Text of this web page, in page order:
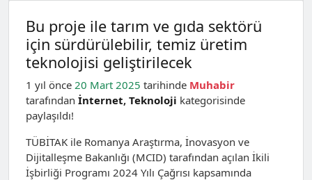
Bu proje ile tarım ve gıda sektörü
için sürdürülebilir, temiz üretim
teknolojisi geliştirilecek
1 yıl önce 20 Mart 2025 tarihinde Muhabir
tarafından İnternet, Teknoloji kategorisinde
paylaşıldı!
TÜBİTAK ile Romanya Araştırma, İnovasyon ve
Dijitalleşme Bakanlığı (MCID) tarafından açılan İkili
İşbirliği Programı 2024 Yılı Çağrısı kapsamında